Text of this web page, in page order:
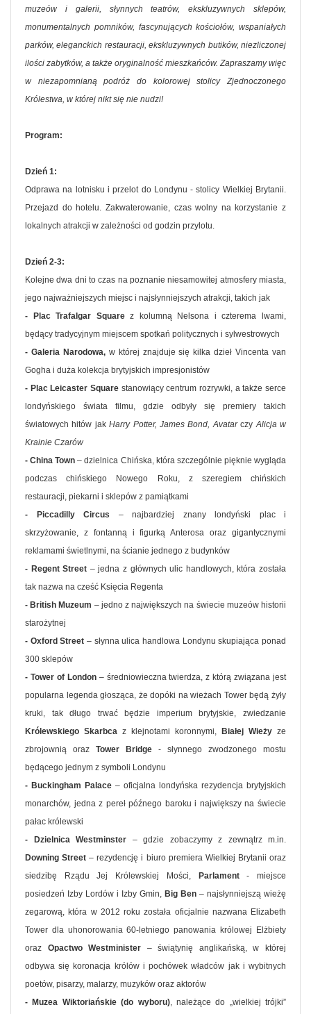
muzeów i galerii, słynnych teatrów, ekskluzywnych sklepów,
monumentalnych pomników, fascynujących kościołów, wspaniałych
parków, eleganckich restauracji, ekskluzywnych butików, niezliczonej
ilości zabytków, a także oryginalność mieszkańców. Zapraszamy więc
w niezapomnianą podróż do kolorowej stolicy Zjednoczonego
Królestwa, w której nikt się nie nudzi!
Program:
Dzień 1:
Odprawa na lotnisku i przelot do Londynu - stolicy Wielkiej Brytanii.
Przejazd do hotelu. Zakwaterowanie, czas wolny na korzystanie z
lokalnych atrakcji w zależności od godzin przylotu.
Dzień 2-3:
Kolejne dwa dni to czas na poznanie niesamowitej atmosfery miasta,
jego najważniejszych miejsc i najsłynniejszych atrakcji, takich jak
- Plac Trafalgar Squarez kolumną Nelsona i czterema lwami,
będący tradycyjnym miejscem spotkań politycznych i sylwestrowych
- Galeria Narodowa, w której znajduje się kilka dzieł Vincenta van
Gogha i duża kolekcja brytyjskich impresjonistów
- Plac Leicaster Square stanowiący centrum rozrywki, a także serce
londyńskiego świata filmu, gdzie odbyły się premiery takich
światowych hitów jakHarry Potter, James Bond, AvatarczyAlicja w
Krainie Czarów
- China Town– dzielnica Chińska, która szczególnie pięknie wygląda
podczas chińskiego Nowego Roku, z szeregiem chińskich
restauracji, piekarni i sklepów z pamiątkami
- Piccadilly Circus – najbardziej znany londyński plac i
skrzyżowanie, z fontanną i figurką Anterosa oraz gigantycznymi
reklamami świetlnymi, na ścianie jednego z budynków
- Regent Street – jedna z głównych ulic handlowych, która została
tak nazwa na cześć Księcia Regenta
- British Muzeum – jedno z największych na świecie muzeów historii
starożytnej
- Oxford Street – słynna ulica handlowa Londynu skupiająca ponad
300 sklepów
- Tower of London – średniowieczna twierdza, z którą związana jest
popularna legenda głosząca, że dopóki na wieżach Tower będą żyły
kruki, tak długo trwać będzie imperium brytyjskie, zwiedzanie
Królewskiego Skarbca z klejnotami koronnymi, Białej Wieży ze
zbrojownią oraz Tower Bridge - słynnego zwodzonego mostu
będącego jednym z symboli Londynu
- Buckingham Palace – oficjalna londyńska rezydencja brytyjskich
monarchów, jedna z pereł późnego baroku i największy na świecie
pałac królewski
- Dzielnica Westminster – gdzie zobaczymy z zewnątrz m.in.
Downing Street – rezydencję i biuro premiera Wielkiej Brytanii oraz
siedzibę Rządu Jej Królewskiej Mości,
Parlament- miejsce
posiedzeń Izby Lordów i Izby Gmin, Big Ben – najsłynniejszą wieżę
zegarową, która w 2012 roku została oficjalnie nazwana Elizabeth
Tower dla uhonorowania 60-letniego panowania królowej Elżbiety
oraz Opactwo Westminister – świątynię anglikańską, w której
odbywa się koronacja królów i pochówek władców jak i wybitnych
poetów, pisarzy, malarzy, muzyków oraz aktorów
- Muzea Wiktoriańskie (do wyboru), należące do „wielkiej trójki”